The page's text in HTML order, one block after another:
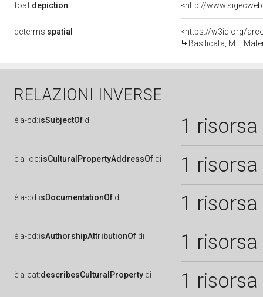
foaf:depiction <http://
dcterms:spatial
<https://w3id.org/
Basilicata, MT,
RELAZIONI INVERSE
è a-cd:isSubjectOf di 1 risorsa
è a-loc:isCulturalPropertyAddressOf di 1 risorsa
è a-cd:isDocumentationOf di 1 risorsa
è a-cd:isAuthorshipAttributionOf di 1 risorsa
è a-cat:describesCulturalProperty di 1 risorsa